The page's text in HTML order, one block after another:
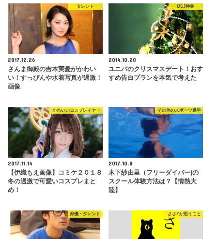
タレント
2017.12.26
さんま御殿の吉本実憂がかわい
い！すっぴんや水着写真が過激！
画像
USJ特集
2014.10.20
ユニバのクリスマスデート！おす
すめ告白プランを本気で考えた
かわいいコスプレイヤー
2017.11.14
【伊織もえ画像】コミケ２０１８
冬の過激で可愛いコスプレまと
め！
その他のスポーツ選手
2017.10.8
木下紗由里（フリーダイバー)の
スクール体験方法は？【情熱大
陸】
俳優・タレント ささZが思うこと